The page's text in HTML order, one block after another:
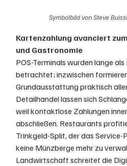
Symbolbild von Steve
Kartenzahlung avanciert
und Gastronomie
POS-Terminals wurden lange
betrachtet; inzwischen
Grundausstattung praktisch
Detailhandel lassen sich
weil kontaktlose Zahlungen
abschließen. Restaurants
Trinkgeld-Split, der das
keine Münzberge mehr zu
Landwirtschaft schreitet die